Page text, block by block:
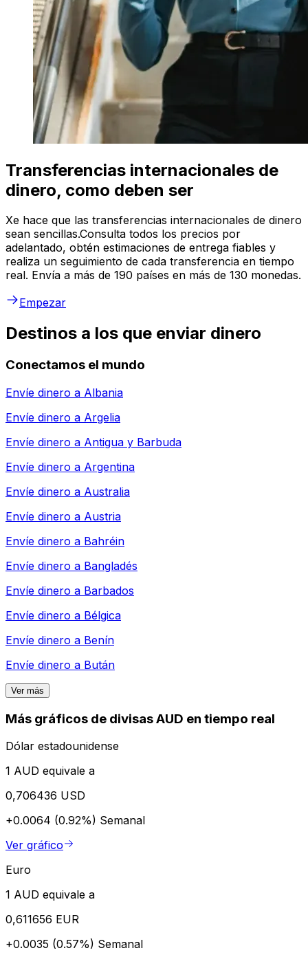
Transferencias internacionales de
dinero, como deben ser
Xe hace que las transferencias internacionales de dinero
sean sencillas.Consulta todos los precios por
adelantado, obtén estimaciones de entrega fiables y
realiza un seguimiento de cada transferencia en tiempo
real. Envía a más de 190 países en más de 130 monedas.
Empezar
Destinos a los que enviar dinero
Conectamos el mundo
Envíe dinero a Albania
Envíe dinero a Argelia
Envíe dinero a Antigua y Barbuda
Envíe dinero a Argentina
Envíe dinero a Australia
Envíe dinero a Austria
Envíe dinero a Bahréin
Envíe dinero a Bangladés
Envíe dinero a Barbados
Envíe dinero a Bélgica
Envíe dinero a Benín
Envíe dinero a Bután
Ver más
Más gráficos de divisas AUD en tiempo real
Dólar estadounidense
1 AUD equivale a
0,706436 USD
+0.0064 (0.92%) Semanal
Ver gráfico
Euro
1 AUD equivale a
0,611656 EUR
+0.0035 (0.57%) Semanal